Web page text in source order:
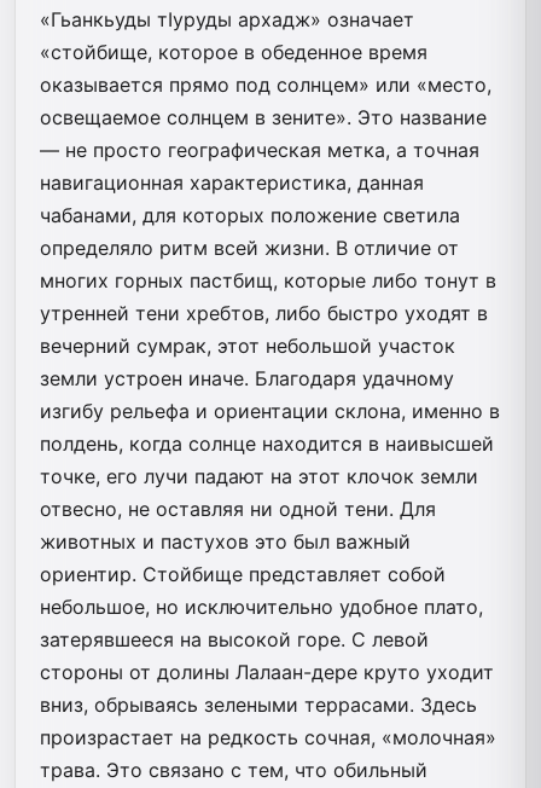
«Гьанкьуды тIуруды архадж» означает
«стойбище, которое в обеденное время
оказывается прямо под солнцем» или «место,
освещаемое солнцем в зените». Это название
— не просто географическая метка, а точная
навигационная характеристика, данная
чабанами, для которых положение светила
определяло ритм всей жизни. В отличие от
многих горных пастбищ, которые либо тонут в
утренней тени хребтов, либо быстро уходят в
вечерний сумрак, этот небольшой участок
земли устроен иначе. Благодаря удачному
изгибу рельефа и ориентации склона, именно в
полдень, когда солнце находится в наивысшей
точке, его лучи падают на этот клочок земли
отвесно, не оставляя ни одной тени. Для
животных и пастухов это был важный
ориентир. Стойбище представляет собой
небольшое, но исключительно удобное плато,
затерявшееся на высокой горе. С левой
стороны от долины Лалаан-дере круто уходит
вниз, обрываясь зелеными террасами. Здесь
произрастает на редкость сочная, «молочная»
трава. Это связано с тем, что обильный